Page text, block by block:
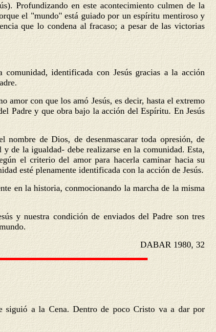
Profundizando en este acontecimiento culmen de la
el "mundo" está guiado por un espíritu mentiroso y
que lo condena al fracaso; a pesar de las victorias
identificada con Jesús gracias a la acción
amor con que los amó Jesús, es decir, hasta el extremo
Padre y que obra bajo la acción del Espíritu. En Jesús
nombre de Dios, de desenmascarar toda opresión, de
de la igualdad- debe realizarse en la comunidad. Esta,
el criterio del amor para hacerla caminar hacia su
esté plenamente identificada con la acción de Jesús.
en la historia, conmocionando la marcha de la misma
y nuestra condición de enviados del Padre son tres
DABAR 1980, 32
siguió a la Cena. Dentro de poco Cristo va a dar por